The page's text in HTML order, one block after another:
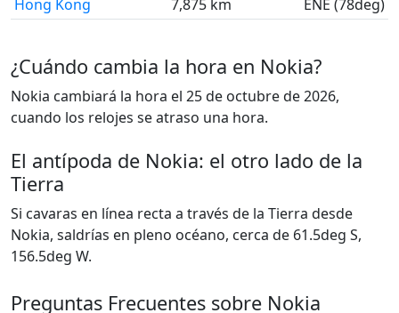
Hong Kong 7,875 km ENE (78deg)
¿Cuándo cambia la hora en Nokia?
Nokia cambiará la hora el 25 de octubre de 2026,
cuando los relojes se atraso una hora.
El antípoda de Nokia: el otro lado de la
Tierra
Si cavaras en línea recta a través de la Tierra desde
Nokia, saldrías en pleno océano, cerca de 61.5deg S,
156.5deg W.
Preguntas Frecuentes sobre Nokia